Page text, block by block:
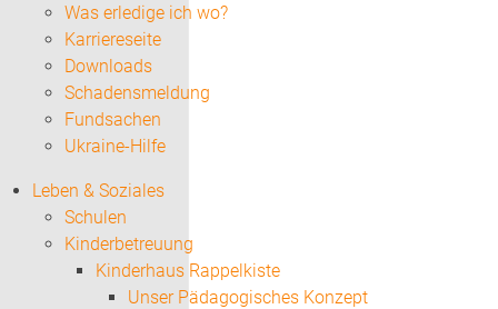
Was erledige ich wo?
Karriereseite
Downloads
Schadensmeldung
Fundsachen
Ukraine-Hilfe
Leben & Soziales
Schulen
Kinderbetreuung
Kinderhaus Rappelkiste
Unser Pädagogisches Konzept